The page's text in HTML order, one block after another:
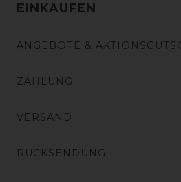
EINKAUFEN
ANGEBOTE &
ZAHLUNG
VERSAND
RÜCKSENDUNG